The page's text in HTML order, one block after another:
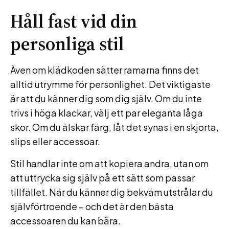
Håll fast vid din
personliga stil
Även om klädkoden sätter ramarna finns det
alltid utrymme för personlighet. Det viktigaste
är att du känner dig som dig själv. Om du inte
trivs i höga klackar, välj ett par eleganta låga
skor. Om du älskar färg, låt det synas i en skjorta,
slips eller accessoar.
Stil handlar inte om att kopiera andra, utan om
att uttrycka sig själv på ett sätt som passar
tillfället. När du känner dig bekväm utstrålar du
självförtroende – och det är den bästa
accessoaren du kan bära.